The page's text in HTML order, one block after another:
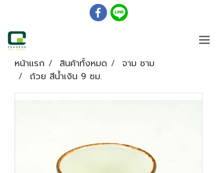
หน้าแรก สินค้าทั้งหมด
จาม ชาม
ถ้วย สีน้ำเงิน 9 ซม.